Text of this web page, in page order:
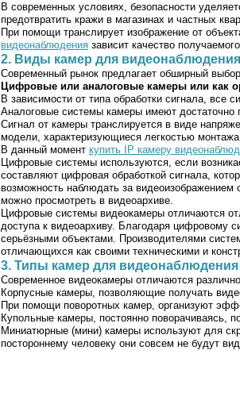
В современных условиях, безопасности
предотвратить кражи в магазинах и частных
При помощи транслирует изображение от
видеонаблюдения зависит качество
2. Виды камер для видеонаблюдения
Современный рынок предлагает обширный
Цифровые или аналоговые камеры или как
В зависимости от типа обработки сигнала,
Аналоговые системы камеры имеют достаточно
Сигнал от камеры транслируется в виде
модели, характеризующиеся легкостью
В данный момент купить IP камеру
Цифровые системы используются, если
составляют цифровая обработкой сигнала,
возможность наблюдать за видеоизображением
можно просмотреть в видеоархиве.
Цифровые системы видеокамеры отличаются
доступа к видеоархиву. Благодаря цифровому
серьёзными объектами. Производителями
отличающихся как своими техническими и
3. Типы камер для видеонаблюдения
Современное видеокамеры отличаются
Корпусные камеры, позволяющие получать
При помощи поворотных камер, организуют
Купольные камеры, постоянно поворачиваясь,
Миниатюрные (мини) камеры используют для
постороннему человеку они совсем не будут